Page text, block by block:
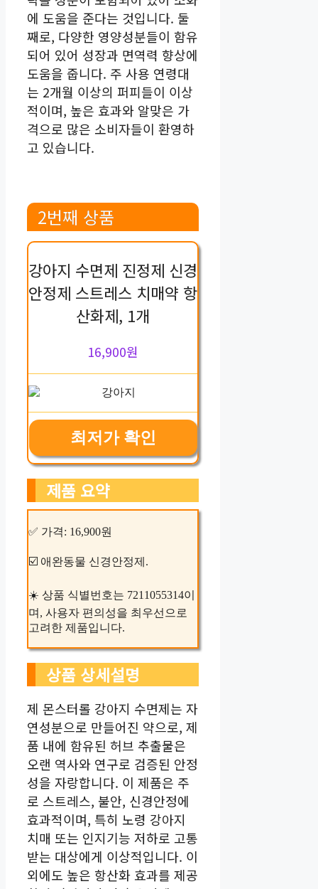
에 도움을 준다는 것입니다. 둘
째로, 다양한 영양성분들이 함유
되어 있어 성장과 면역력 향상에
도움을 줍니다. 주 사용 연령대
는 2개월 이상의 퍼피들이 이상
적이며, 높은 효과와 알맞은 가
격으로 많은 소비자들이 환영하
고 있습니다.
2번째 상품
강아지 수면제 진정제 신경
안정제 스트레스 치매약 항
산화제, 1개
16,900원
최저가 확인
제품 요약
✅ 가격: 16,900원
☑️ 애완동물 신경안정제.
☀️ 상품 식별번호는 7211055314이
며, 사용자 편의성을 최우선으로
고려한 제품입니다.
상품 상세설명
제 몬스터롤 강아지 수면제는 자
연성분으로 만들어진 약으로, 제
품 내에 함유된 허브 추출물은
오랜 역사와 연구로 검증된 안정
성을 자랑합니다. 이 제품은 주
로 스트레스, 불안, 신경안정에
효과적이며, 특히 노령 강아지
치매 또는 인지기능 저하로 고통
받는 대상에게 이상적입니다. 이
외에도 높은 항산화 효과를 제공